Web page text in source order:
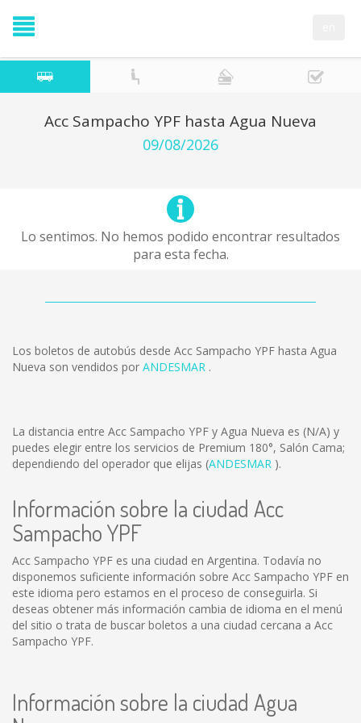
Acc Sampacho YPF hasta Agua Nueva
09/08/2026
Lo sentimos. No hemos podido encontrar resultados
para esta fecha.
Los boletos de autobús desde Acc Sampacho YPF hasta Agua
Nueva son vendidos por ANDESMAR .
La distancia entre Acc Sampacho YPF y Agua Nueva es (N/A) y
puedes elegir entre los servicios de Premium 180°, Salón Cama;
dependiendo del operador que elijas (ANDESMAR ).
Información sobre la ciudad Acc
Sampacho YPF
Acc Sampacho YPF es una ciudad en Argentina. Todavía no
disponemos suficiente información sobre Acc Sampacho YPF en
este idioma pero estamos en el proceso de conseguirla. Si
deseas obtener más información cambia de idioma en el menú
del sitio o trata de buscar boletos a una ciudad cercana a Acc
Sampacho YPF.
Información sobre la ciudad Agua